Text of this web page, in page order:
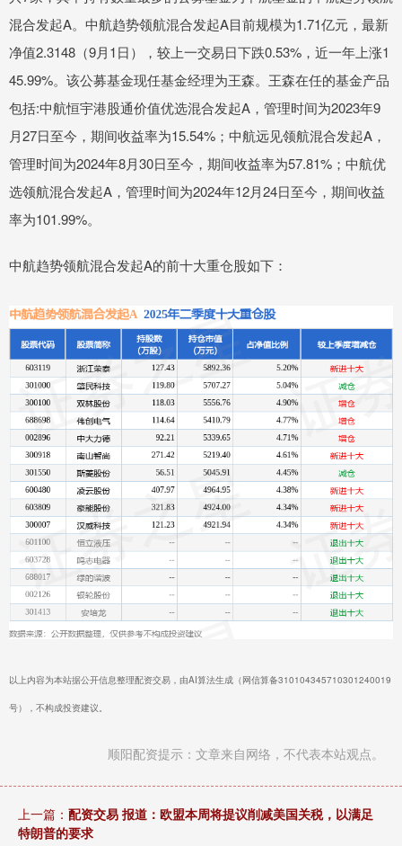
混合发起A。中航趋势领航混合发起A目前规模为1.71亿元，最新
净值2.3148（9月1日），较上一交易日下跌0.53%，近一年上涨1
45.99%。该公募基金现任基金经理为王森。王森在任的基金产品
包括:中航恒宇港股通价值优选混合发起A，管理时间为2023年9
月27日至今，期间收益率为15.54%；中航远见领航混合发起A，
管理时间为2024年8月30日至今，期间收益率为57.81%；中航优
选领航混合发起A，管理时间为2024年12月24日至今，期间收益
率为101.99%。
中航趋势领航混合发起A的前十大重仓股如下：
以上内容为本站据公开信息整理配资交易，由AI算法生成（网信算备310104345710301240019
号），不构成投资建议。
顺阳配资提示：文章来自网络，不代表本站观点。
上一篇： 配资交易 报道：欧盟本周将提议削减美国关税，以满足
特朗普的要求